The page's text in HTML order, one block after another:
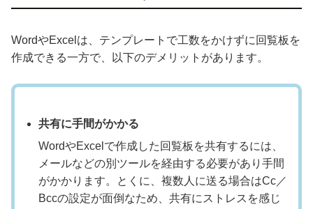
WordやExcelは、テンプレートで工数をかけずに回覧板を
作成できる一方で、以下のデメリットがあります。
共有に手間がかかる
WordやExcelで作成した回覧板を共有するには、
メールなどの別ツールを経由する必要があり手間
がかかります。とくに、複数人に送る場合はCc／
Bccの設定が面倒なため、共有にストレスを感じ